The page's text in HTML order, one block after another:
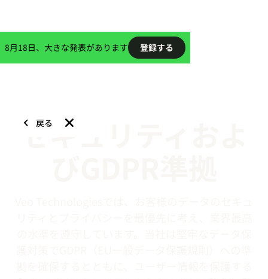
8月18日、大きな発表があります 登録する
戻る
セキュリティおよ